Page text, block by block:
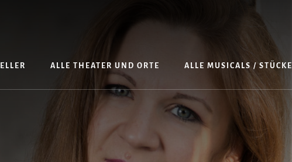
ALLE THEATER UND ORTE ALLE MUSICALS / STÜCKE